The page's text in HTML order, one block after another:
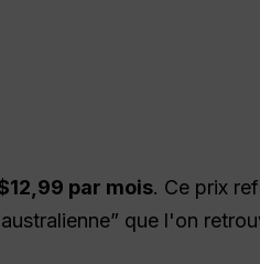
par mois. Ce prix
que l'on